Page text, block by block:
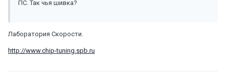
ПС. Так чья шивка?
Лаборатория Скорости.
http://www.chip-tuning.spb.ru